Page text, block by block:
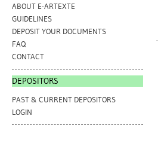
ABOUT E-ARTEXTE
GUIDELINES
DEPOSIT YOUR DOCUMENTS
FAQ
CONTACT
DEPOSITORS
PAST & CURRENT DEPOSITORS
LOGIN